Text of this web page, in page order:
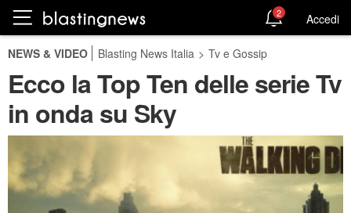
2 Accedi
NEWS & VIDEO Blasting News Italia > Tv e Gossip
Ecco la Top Ten delle serie Tv
in onda su Sky